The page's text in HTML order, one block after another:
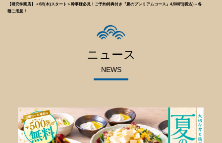
【研究学園店】＜6/5(木)スタート＞幹事様必見！ご予約特典付き『夏のプレミアムコース』4,500円(税込)～各
種ご用意！
ニュース
NEWS